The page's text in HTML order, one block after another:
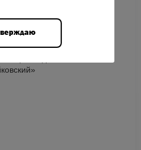
д. 2, Radisson